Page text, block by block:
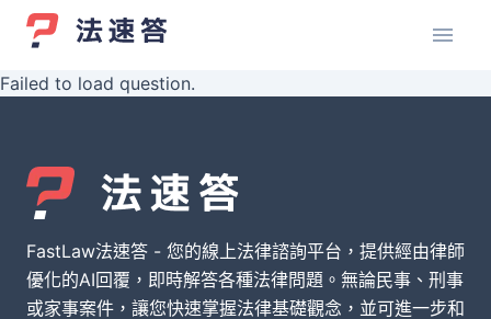
Failed to load question.
FastLaw法速答 - 您的線上法律諮詢平台，提供經由律師
優化的AI回覆，即時解答各種法律問題。無論民事、刑事
或家事案件，讓您快速掌握法律基礎觀念，並可進一步和